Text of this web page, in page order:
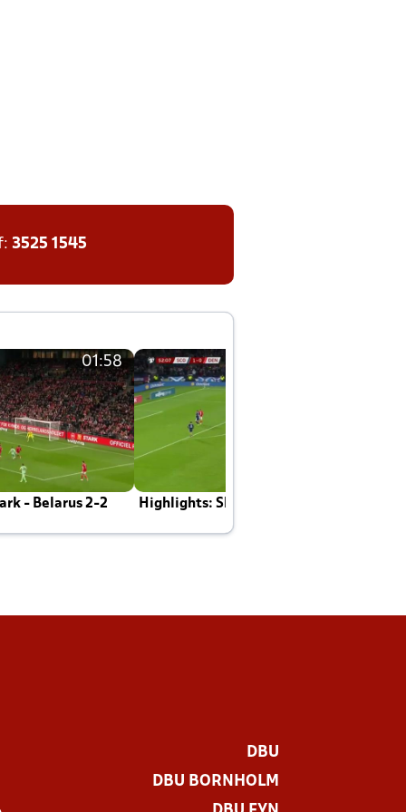
3525 1545
01:58
- Belarus 2-2 Highlights: Skotland - Danmark 4-2
DBU
DBU BORNHOLM